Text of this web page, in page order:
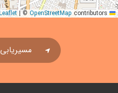
|© OpenStreetMapcontributors
مسیریابی